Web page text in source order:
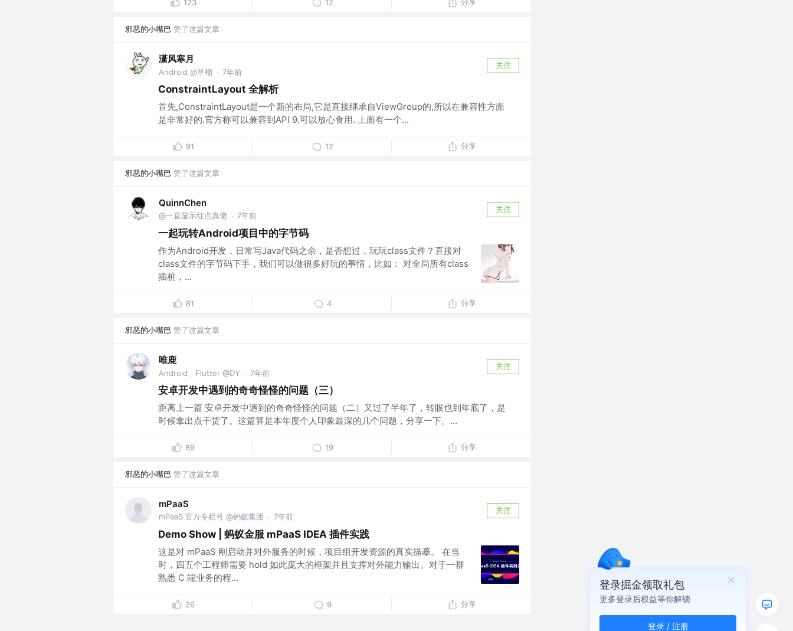
123 12 分享
邪恶的小嘴巴 赞了这篇文章
潇风寒月
Android @草榴 · 7年前
关注
ConstraintLayout 全解析
首先,ConstraintLayout是一个新的布局,它是直接继承自ViewGroup的,所以在兼容性方面
是非常好的.官方称可以兼容到API 9.可以放心食用. 上面有一个...
91 12 分享
邪恶的小嘴巴 赞了这篇文章
QuinnChen
@一直显示红点真傻 · 7年前
关注
一起玩转Android项目中的字节码
作为Android开发，日常写Java代码之余，是否想过，玩玩class文件？直接对
class文件的字节码下手，我们可以做很多好玩的事情，比如： 对全局所有class
插桩，...
81 4 分享
邪恶的小嘴巴 赞了这篇文章
唯鹿
Android、Flutter @DY · 7年前
关注
安卓开发中遇到的奇奇怪怪的问题（三）
距离上一篇 安卓开发中遇到的奇奇怪怪的问题（二）又过了半年了，转眼也到年底了，是
时候拿出点干货了。这篇算是本年度个人印象最深的几个问题，分享一下。...
89 19 分享
邪恶的小嘴巴 赞了这篇文章
mPaaS
mPaaS 官方专栏号 @蚂蚁集团 · 7年前
关注
Demo Show | 蚂蚁金服 mPaaS IDEA 插件实践
这是对 mPaaS 刚启动并对外服务的时候，项目组开发资源的真实描摹。 在当
时，四五个工程师需要 hold 如此庞大的框架并且支撑对外能力输出。对于一群
熟悉 C 端业务的程...
26 9 分享
登录掘金领取礼包
更多登录后权益等你解锁
登录 / 注册